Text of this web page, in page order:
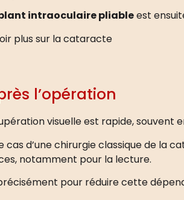
intraoculaire pliableest
plus sur la cataracte
l’opération
visuelle est rapide, souvent
cas d’une chirurgie classique de la
notamment pour la lecture.
pour réduire cette